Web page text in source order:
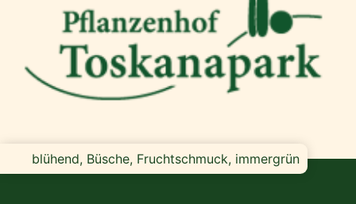
blühend, Büsche, Fruchtschmuck, immergrün